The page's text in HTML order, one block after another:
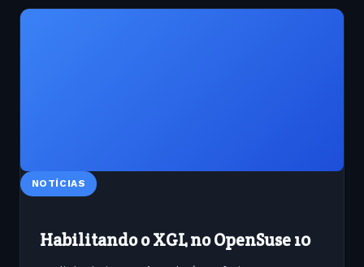
NOTÍCIAS
Habilitando o XGL no OpenSuse 10